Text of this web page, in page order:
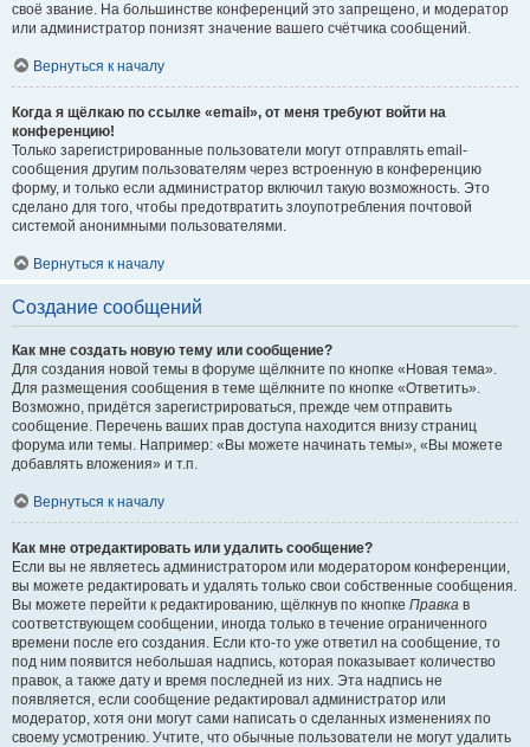
своё звание. На большинстве конференций это запрещено, и модератор
или администратор понизят значение вашего счётчика сообщений.
Вернуться к началу
Когда я щёлкаю по ссылке «email», от меня требуют войти на
конференцию!
Только зарегистрированные пользователи могут отправлять email-
сообщения другим пользователям через встроенную в конференцию
форму, и только если администратор включил такую возможность. Это
сделано для того, чтобы предотвратить злоупотребления почтовой
системой анонимными пользователями.
Вернуться к началу
Создание сообщений
Как мне создать новую тему или сообщение?
Для создания новой темы в форуме щёлкните по кнопке «Новая тема».
Для размещения сообщения в теме щёлкните по кнопке «Ответить».
Возможно, придётся зарегистрироваться, прежде чем отправить
сообщение. Перечень ваших прав доступа находится внизу страниц
форума или темы. Например: «Вы можете начинать темы», «Вы можете
добавлять вложения» и т.п.
Вернуться к началу
Как мне отредактировать или удалить сообщение?
Если вы не являетесь администратором или модератором конференции,
вы можете редактировать и удалять только свои собственные сообщения.
Вы можете перейти к редактированию, щёлкнув по кнопке Правка в
соответствующем сообщении, иногда только в течение ограниченного
времени после его создания. Если кто-то уже ответил на сообщение, то
под ним появится небольшая надпись, которая показывает количество
правок, а также дату и время последней из них. Эта надпись не
появляется, если сообщение редактировал администратор или
модератор, хотя они могут сами написать о сделанных изменениях по
своему усмотрению. Учтите, что обычные пользователи не могут удалить